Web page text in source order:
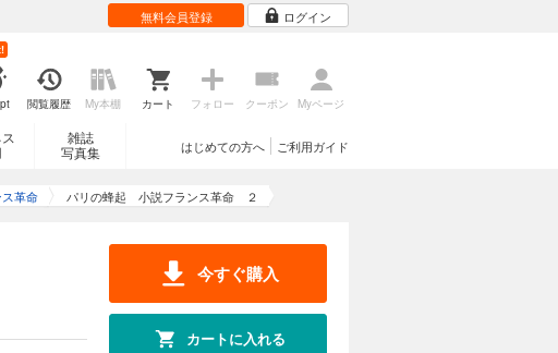
無料会員登録 ログイン
閲覧履歴 My本棚 カート フォロー クーポン Myページ
雑誌
写真集
ご利用ガイド
はじめての方へ
革命 パリの蜂起 小説フランス革命 ２
今すぐ購入
カートに入れる